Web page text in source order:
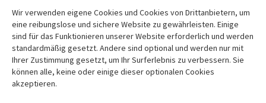
Mediathek
Library
Aktuelles
Rechtliches
Social
Media
GERMANY
Wir verwenden eigene Cookies und Cookies von Drittanbietern, um
eine reibungslose und sichere Website zu gewährleisten. Einige
sind für das Funktionieren unserer Website erforderlich und werden
standardmäßig gesetzt. Andere sind optional und werden nur mit
Ihrer Zustimmung gesetzt, um Ihr Surferlebnis zu verbessern. Sie
können alle, keine oder einige dieser optionalen Cookies
akzeptieren.